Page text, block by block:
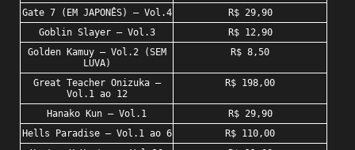
Gate 7 (EM JAPONÊS) – Vol.4
R$ 29,90
Goblin Slayer – Vol.3
R$ 12,90
Golden Kamuy – Vol.2 (SEM
LUVA)
R$ 8,50
Great Teacher Onizuka –
Vol.1 ao 12
R$ 198,00
Hanako Kun – Vol.1
R$ 29,90
Hells Paradise – Vol.1 ao 6
R$ 110,00